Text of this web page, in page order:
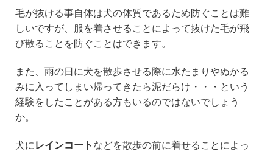
毛が抜ける事自体は犬の体質であるため防ぐことは難
しいですが、服を着させることによって抜けた毛が飛
び散ることを防ぐことはできます。
また、雨の日に犬を散歩させる際に水たまりやぬかる
みに入ってしまい帰ってきたら泥だらけ・・・という
経験をしたことがある方もいるのではないでしょう
か。
犬に レインコート などを散歩の前に着せることによっ